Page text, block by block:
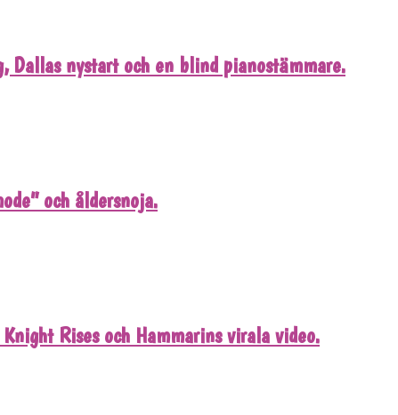
nystart och en blind pianostämmare.
och åldersnoja.
Rises och Hammarins virala video.